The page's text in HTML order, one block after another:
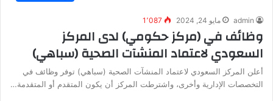
admin مايو 24, 2024 1٬087
وظائف في (مركز حكومي) لدى المركز
السعودي لاعتماد المنشآت الصحية (سباهي)
أعلن المركز السعودي لاعتماد المنشآت الصحية (سباهي) توفر وظائف في
التخصصات الإدارية وأخرى، واشترطت المركز أن يكون المتقدم أو المتقدمة…